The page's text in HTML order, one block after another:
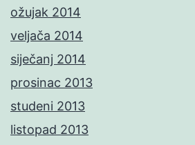
ožujak 2014
veljača 2014
siječanj 2014
prosinac 2013
studeni 2013
listopad 2013